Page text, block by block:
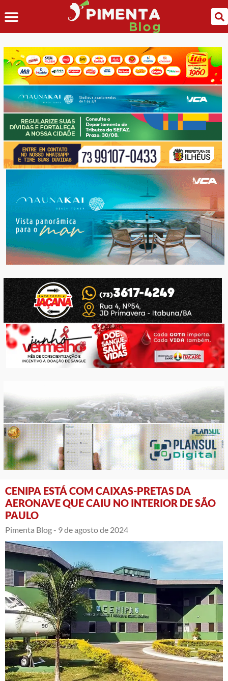
CENIPA ESTÁ COM CAIXAS-PRETAS DA
AERONAVE QUE CAIU NO INTERIOR DE SÃO
PAULO
Pimenta Blog - 9 de agosto de 2024